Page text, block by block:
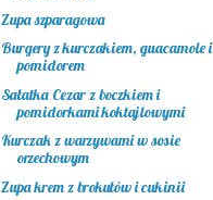
Zupa szparagowa
Burgery z kurczakiem, guacamole i
pomidorem
Sałatka Cezar z boczkiem i
pomidorkami koktajlowymi
Kurczak z warzywami w sosie
orzechowym
Zupa krem z brokułów i cukinii